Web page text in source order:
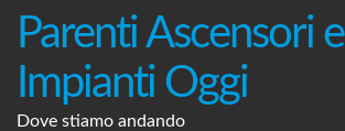
Parenti Ascensori e
Impianti Oggi
Dove stiamo andando